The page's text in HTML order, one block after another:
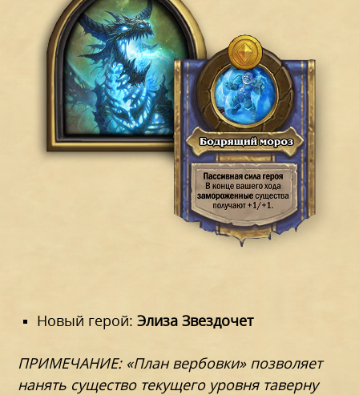
Новый герой: Элиза Звездочет
ПРИМЕЧАНИЕ: «План вербовки» позволяет
нанять существо текущего уровня таверну